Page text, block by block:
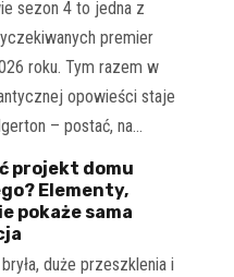
sezon 4 to jedna z
premier
roku. Tym razem w
opowieści staje
– postać, na…
projekt domu
Elementy,
pokaże sama
duże przeszklenia i